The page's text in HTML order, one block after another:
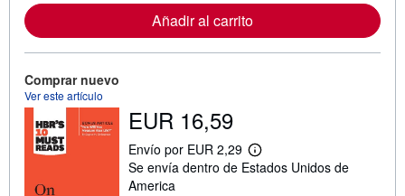
m
c
a
Añadir al carrito
Comprar nuevo
Ver este artículo
EUR 16,59
Envío por EUR 2,29
M
á
Se envía dentro de Estados Unidos de
America